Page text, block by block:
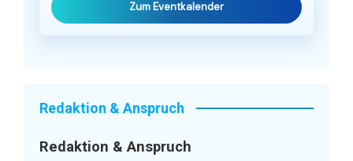
Zum Eventkalender
Redaktion & Anspruch
Redaktion & Anspruch